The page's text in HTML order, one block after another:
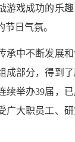
游戏成功的乐
日气氛。
中不断发展和
成部分，得到
续举办39届，
广大职员工、